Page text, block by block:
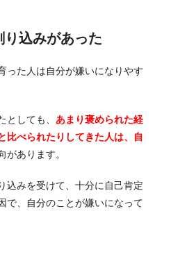
込みがあった
った人は自分が嫌いになりやす
としても、 あまり褒められた経
比べられたりしてきた人は、自
があります。
込みを受けて、十分に自己肯定
で、自分のことが嫌いになって